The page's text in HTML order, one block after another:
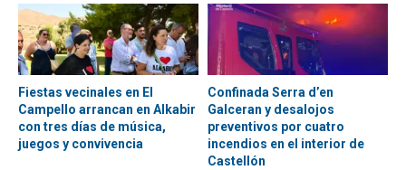
Fiestas vecinales en El
Campello arrancan en Alkabir
con tres días de música,
juegos y convivencia
Confinada Serra d’en
Galceran y desalojos
preventivos por cuatro
incendios en el interior de
Castellón